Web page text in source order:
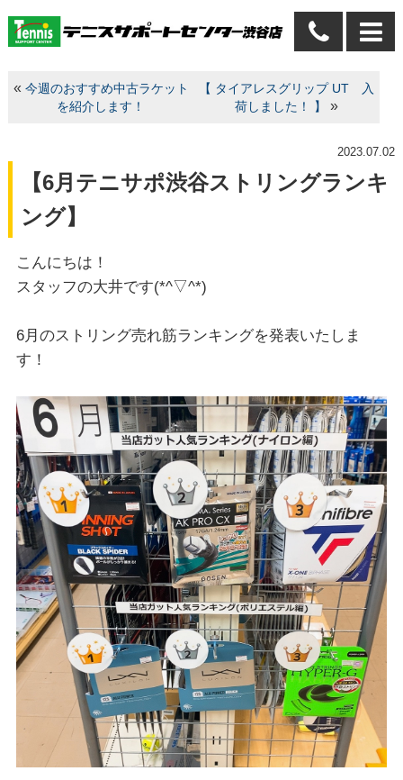
« 今週のおすすめ中古ラケット
を紹介します！
【 タイアレスグリップ UT 入
荷しました！ 】
»
2023.07.02
【6月テニサポ渋谷ストリングランキ
ング】
こんにちは！
スタッフの大井です(*^▽^*)
6月のストリング売れ筋ランキングを発表いたしま
す！